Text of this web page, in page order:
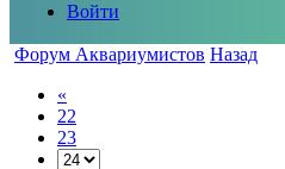
Войти
Форум Аквариумистов Назад
«
22
23